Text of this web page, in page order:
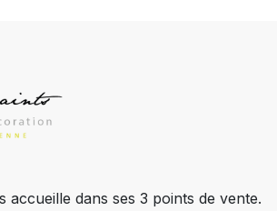
accueille dans ses 3 points de vente.